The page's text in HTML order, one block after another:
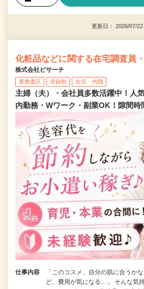
更新日： 2026/07/
化粧品などに関する在宅調査員
株式会社ビサーチ
業務委託 登録制 在宅・内職
主婦（夫）・会社員多数活躍中！人
内勤務・Wワーク・副業OK！隙間
仕事内容
「このコスメ、自分の肌に合うか
ど、費用が気になる…」 そんな気